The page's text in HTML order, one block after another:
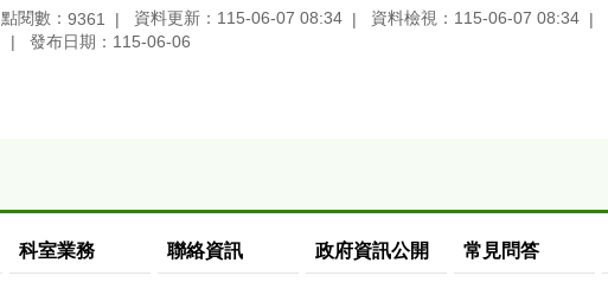
點閱數： 9361 資料更新：115-06-07 08:34 資料檢視：115-06-07 08:34
發布日期：115-06-06
科室業務 聯絡資訊 政府資訊公開 常見問答